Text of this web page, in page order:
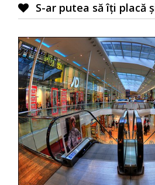
S-ar putea să îți placă